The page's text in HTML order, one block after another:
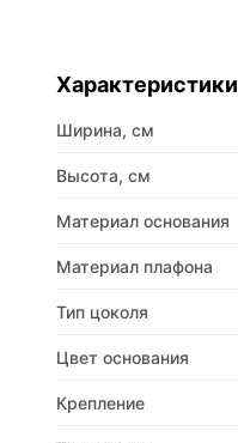
Характеристики
Ширина, см
Высота, см
Материал основания
Материал плафона
Тип цоколя
Цвет основания
Крепление